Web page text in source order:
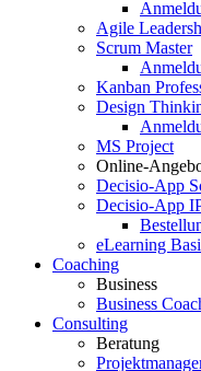
Agile
Scrum Master
Kanban
Design
MS Project
Online-
Decisio-App
Decisio-App
eLearning
Coaching
Business
Business
Consulting
Beratung